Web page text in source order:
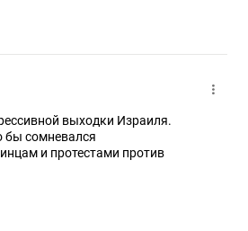
выходки Израиля.
бы сомневался
и протестами против